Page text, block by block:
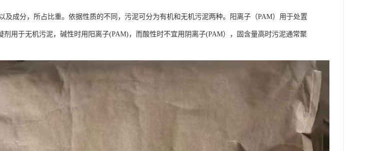
及成分，所占比重。依据性质的不同，污泥可分为有机和无机污泥两种。阳离子（PAM）用于处置
剂用于无机污泥，碱性时用阳离子(PAM)，而酸性时不宜用阴离子(PAM），固含量高时污泥通常聚